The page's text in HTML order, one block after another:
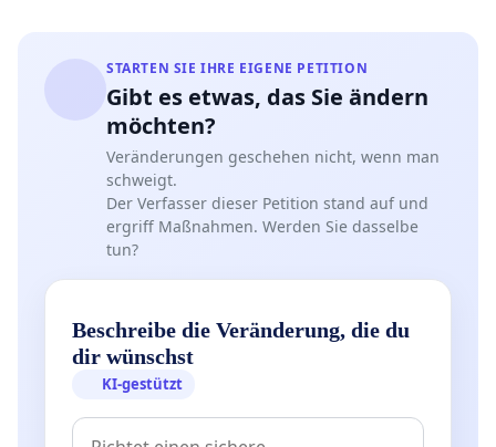
STARTEN SIE IHRE EIGENE PETITION
Gibt es etwas, das Sie ändern
möchten?
Veränderungen geschehen nicht, wenn man
schweigt.
Der Verfasser dieser Petition stand auf und
ergriff Maßnahmen. Werden Sie dasselbe
tun?
Beschreibe die Veränderung, die du
dir wünschst
KI-gestützt